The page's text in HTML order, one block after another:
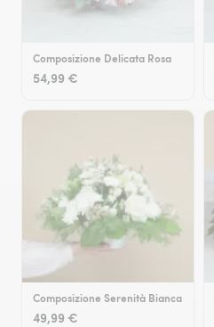
Composizione Delicata Rosa
54,99 €
Composizione Serenità Bianca
49,99 €